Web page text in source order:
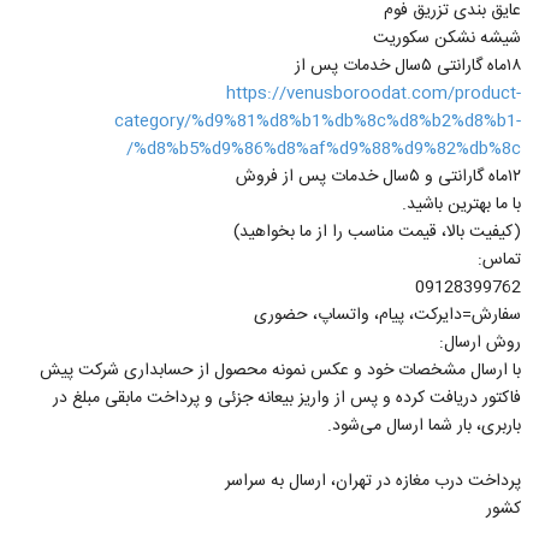
عایق بندی تزریق فوم
شیشه نشکن سکوریت
۱۸ماه گارانتی ۵سال خدمات پس از
https://venusboroodat.com/product-
category/%d9%81%d8%b1%db%8c%d8%b2%d8%b1-
%d8%b5%d9%86%d8%af%d9%88%d9%82%db%8c/
۱۲ماه گارانتی و ۵سال خدمات پس از فروش
با ما بهترین باشید.
(کیفیت بالا، قیمت مناسب را از ما بخواهید)
️تماس:
09128399762
سفارش=دایرکت، پیام، واتساپ، حضوری
روش ارسال:
با ارسال مشخصات خود و عکس نمونه محصول از حسابداری شرکت پیش
فاکتور دریافت کرده و پس از واریز بیعانه جزئی و پرداخت مابقی مبلغ در
باربری، بار شما ارسال می‌شود.
پرداخت درب مغازه در تهران، ارسال به سراسر
کشور